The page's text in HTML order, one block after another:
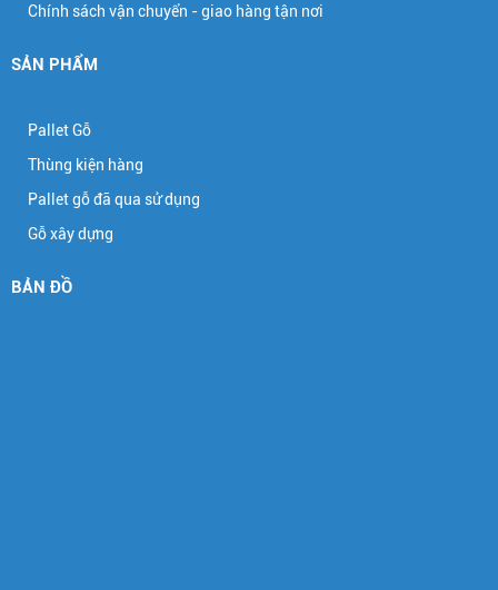
Chính sách vận chuyển - giao hàng tận nơi
SẢN PHẨM
Pallet Gỗ
Thùng kiện hàng
Pallet gỗ đã qua sử dụng
Gỗ xây dựng
BẢN ĐỒ